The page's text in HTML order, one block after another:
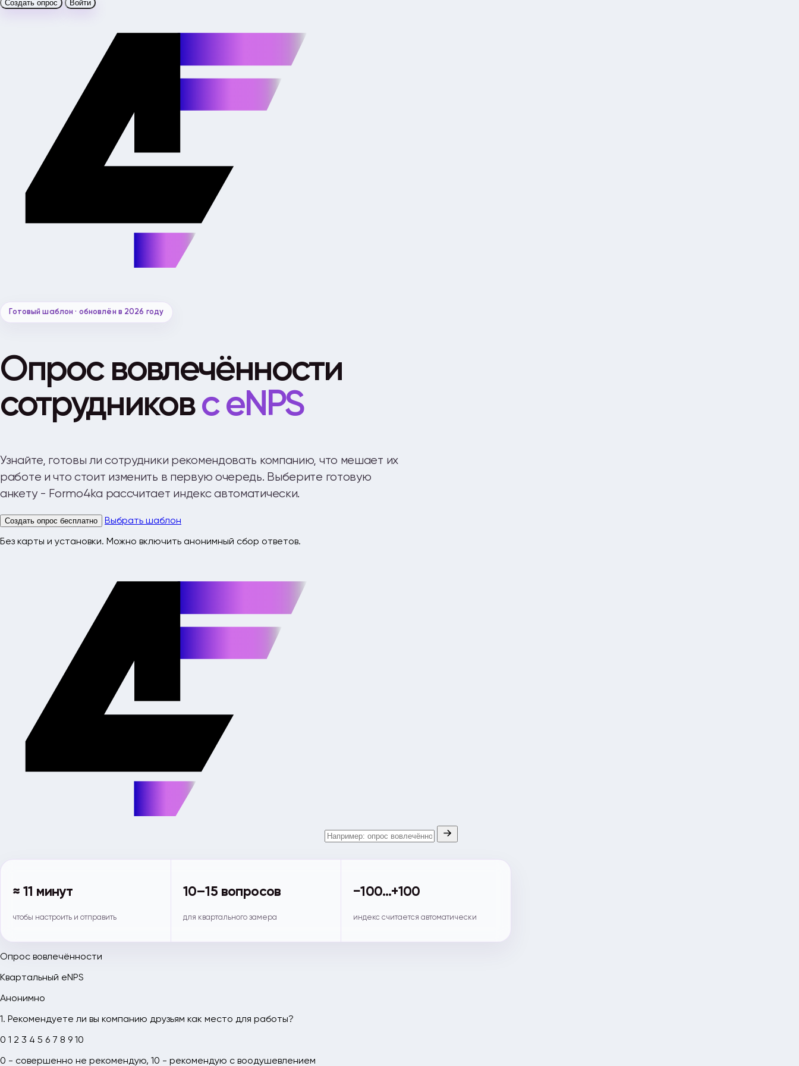
Создать опрос Войти
Готовый шаблон · обновлён в 2026 году
Опрос вовлечённости
сотрудниковс eNPS
Узнайте, готовы ли сотрудники рекомендовать компанию, что мешает их
работе и что стоит изменить в первую очередь. Выберите готовую
анкету - Formo4ka рассчитает индекс автоматически.
Создать опрос бесплатно Выбрать шаблон
Без карты и установки. Можно включить анонимный сбор ответов.
≈ 11 минут
чтобы настроить и отправить
10–15 вопросов
для квартального замера
−100…+100
индекс считается автоматически
Опрос вовлечённости
Квартальный eNPS
Анонимно
1. Рекомендуете ли вы компанию друзьям как место для работы?
0 1 2 3 4 5 6 7 8 9 10
0 - совершенно не рекомендую, 10 - рекомендую с воодушевлением